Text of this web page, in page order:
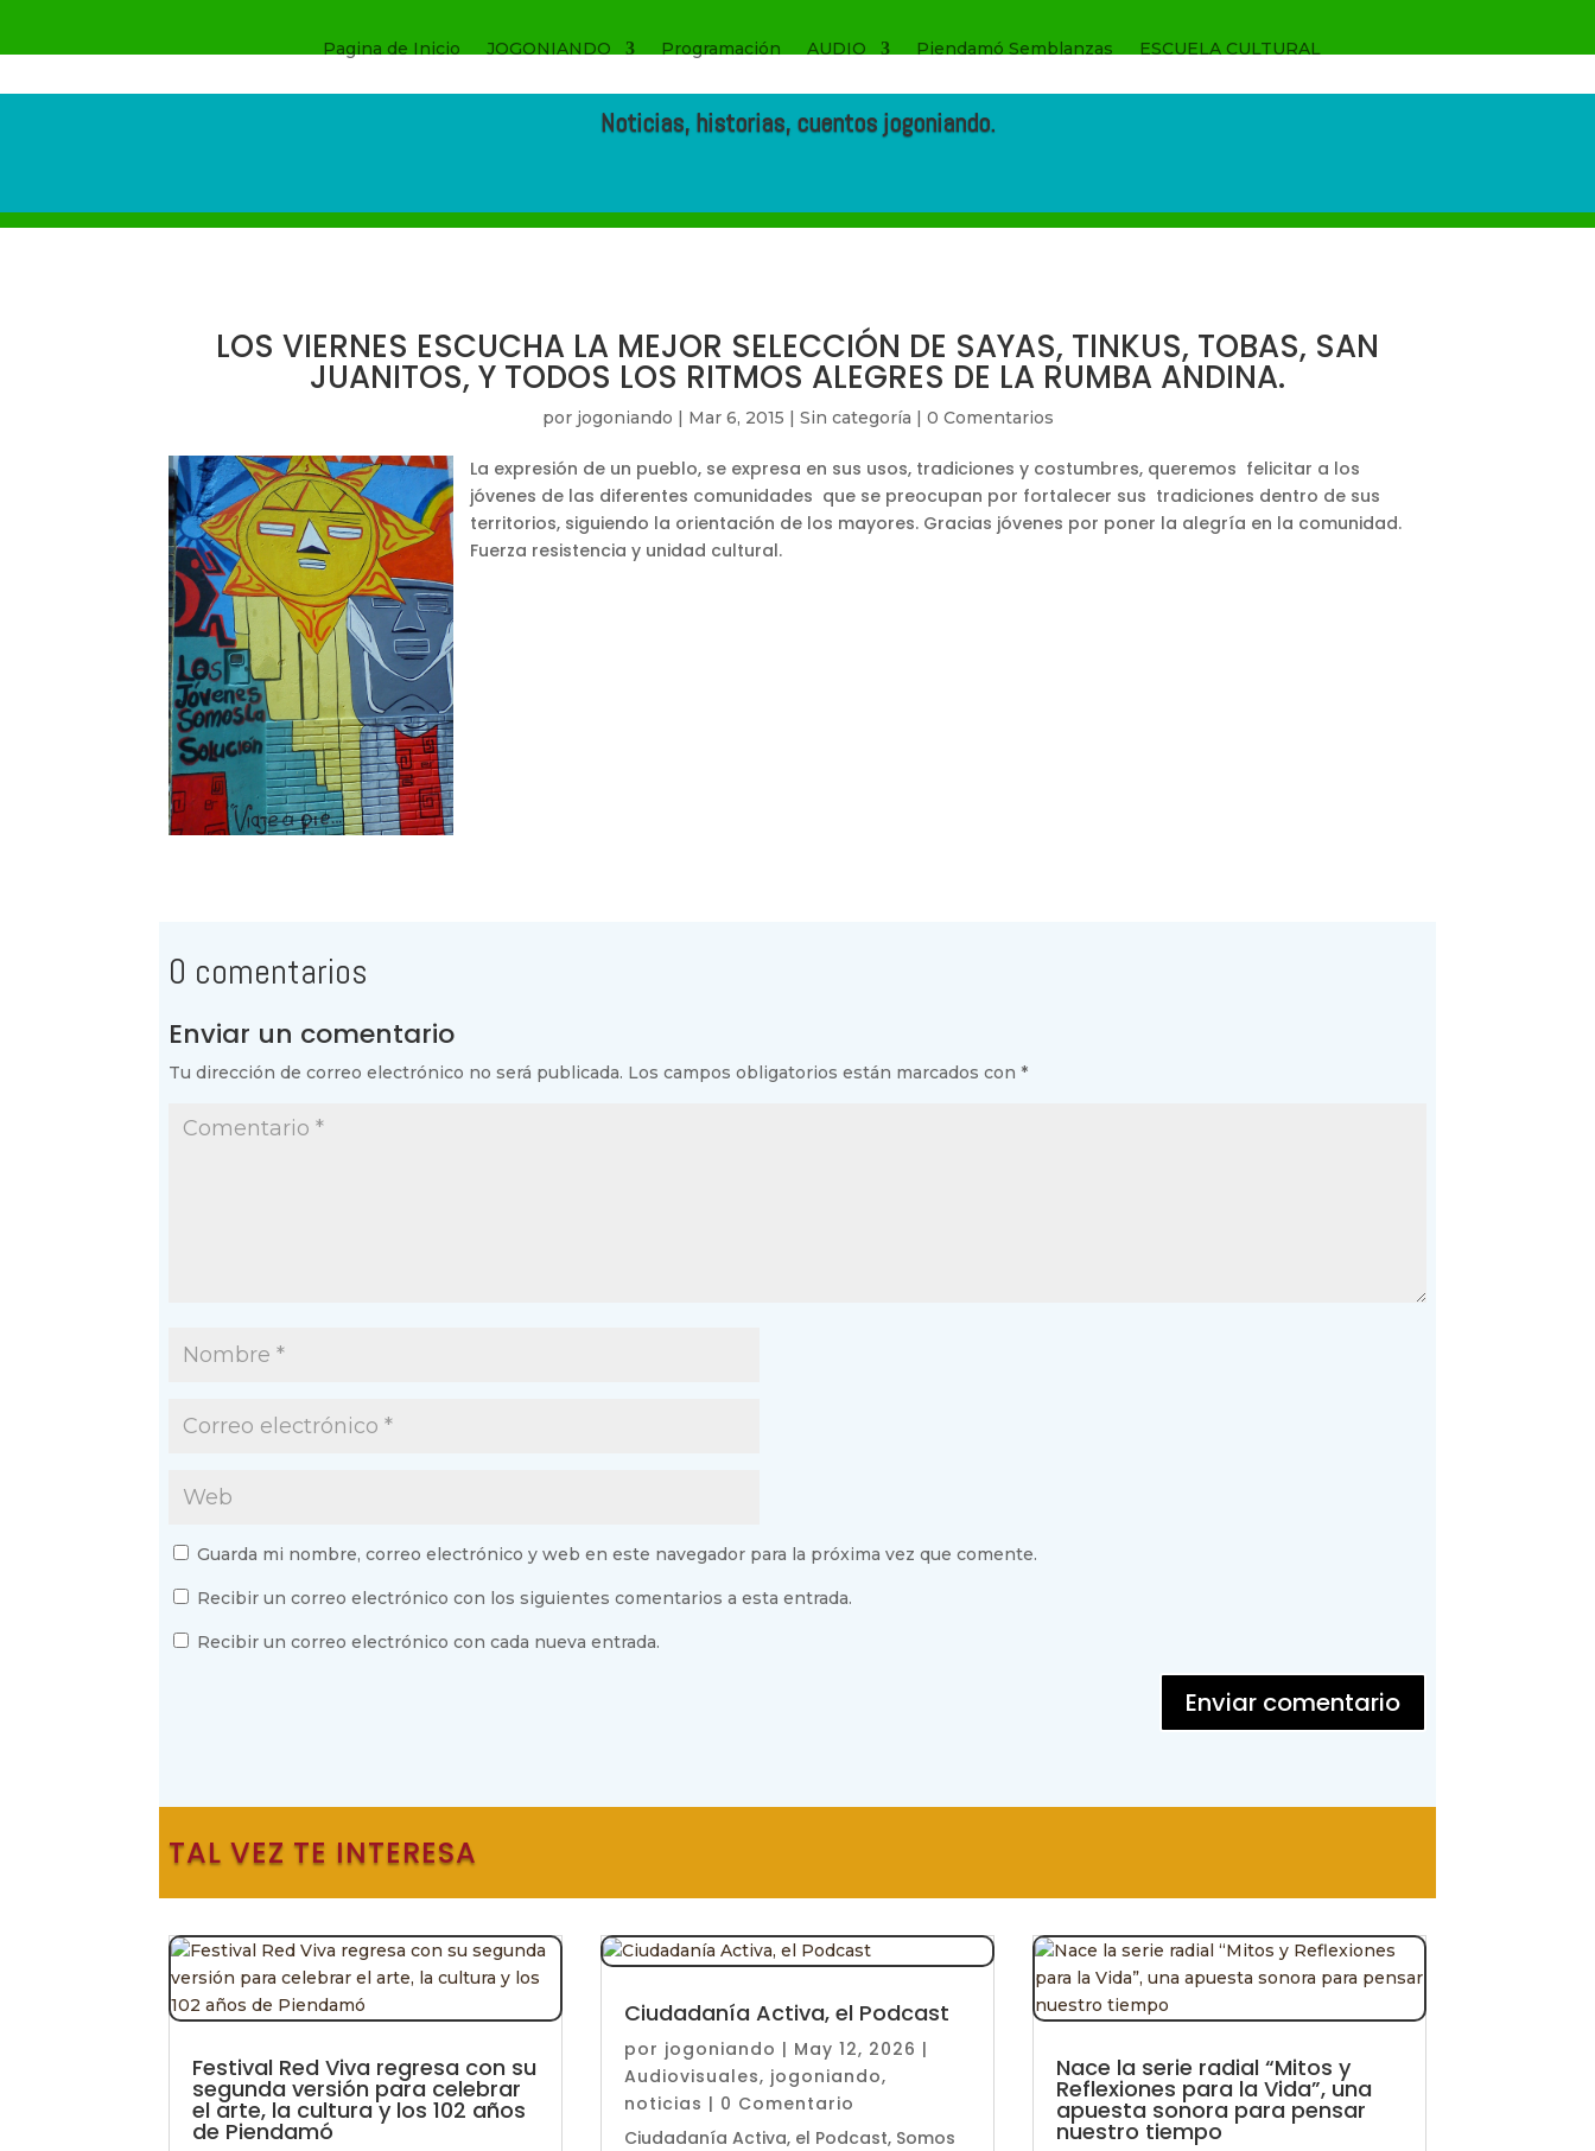
Pagina de Inicio JOGONIANDO Programación AUDIO Piendamó Semblanzas ESCUELA CULTURAL
Noticias, historias, cuentos jogoniando.
LOS VIERNES ESCUCHA LA MEJOR SELECCIÓN DE SAYAS, TINKUS, TOBAS, SAN
JUANITOS, Y TODOS LOS RITMOS ALEGRES DE LA RUMBA ANDINA.
por jogoniando Mar 6, 2015 Sin categoría 0 Comentarios
La expresión de un pueblo, se expresa en sus usos, tradiciones y costumbres, queremos felicitar a los
jóvenes de las diferentes comunidades que se preocupan por fortalecer sus tradiciones dentro de sus
territorios, siguiendo la orientación de los mayores. Gracias jóvenes por poner la alegría en la comunidad.
Fuerza resistencia y unidad cultural.
0 comentarios
Enviar un comentario
Tu dirección de correo electrónico no será publicada. Los campos obligatorios están marcados con*
Guarda mi nombre, correo electrónico y web en este navegador para la próxima vez que comente.
Recibir un correo electrónico con los siguientes comentarios a esta entrada.
Recibir un correo electrónico con cada nueva entrada.
Enviar comentario
TAL VEZ TE INTERESA
Festival Red Viva regresa con su
segunda versión para celebrar
el arte, la cultura y los 102 años
de Piendamó
Ciudadanía Activa, el Podcast
por jogoniando | May 12, 2026 |
Audiovisuales, jogoniando,
noticias | 0 Comentario
Ciudadanía Activa, el Podcast, Somos
Nace la serie radial “Mitos y
Reflexiones para la Vida”, una
apuesta sonora para pensar
nuestro tiempo